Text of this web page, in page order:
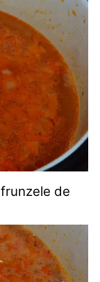
de